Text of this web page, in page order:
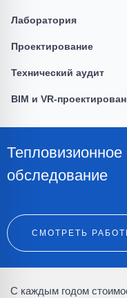
Лаборатория
Проектирование
Технический аудит
BIM и VR-
Тепловизионное
обследование
СМОТРЕТЬ
С каждым годом